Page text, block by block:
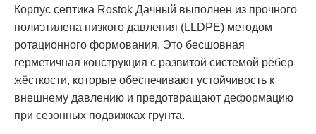
Корпус септика Rostok Дачный выполнен из прочного
полиэтилена низкого давления (LLDPE) методом
ротационного формования. Это бесшовная
герметичная конструкция с развитой системой рёбер
жёсткости, которые обеспечивают устойчивость к
внешнему давлению и предотвращают деформацию
при сезонных подвижках грунта.